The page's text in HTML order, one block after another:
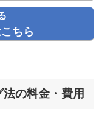
ちら
の料金・費用